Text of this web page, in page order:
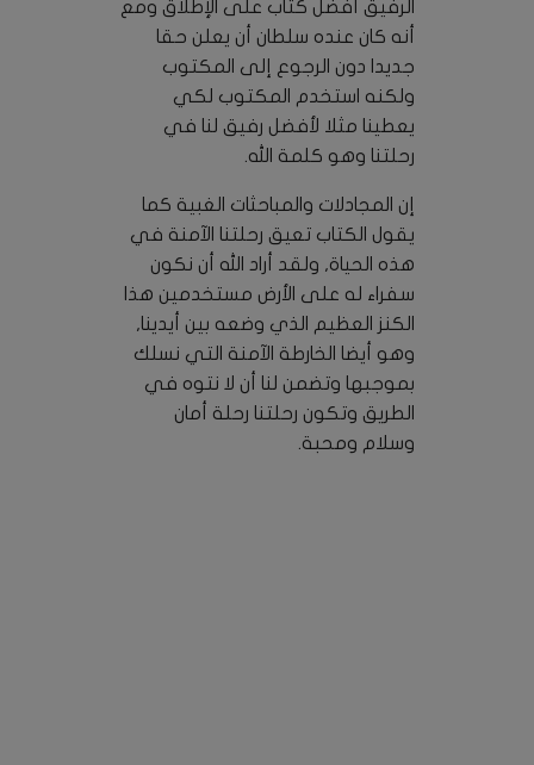
الرفيق أفضل كتاب على الإطلاق ومع
أنه كان عنده سلطان أن يعلن حقا
جديدا دون الرجوع إلى المكتوب
ولكنه استخدم المكتوب لكي
يعطينا مثلا لأفضل رفيق لنا في
رحلتنا وهو كلمة الله.
إن المجادلات والمباحثات الغبية كما
يقول الكتاب تعيق رحلتنا الآمنة في
هذه الحياة, ولقد أراد الله أن نكون
سفراء له على الأرض مستخدمين هذا
الكنز العظيم الذي وضعه بين أيدينا,
وهو أيضا الخارطة الآمنة التي نسلك
بموجبها وتضمن لنا أن لا نتوه في
الطريق وتكون رحلتنا رحلة أمان
وسلام ومحبة.